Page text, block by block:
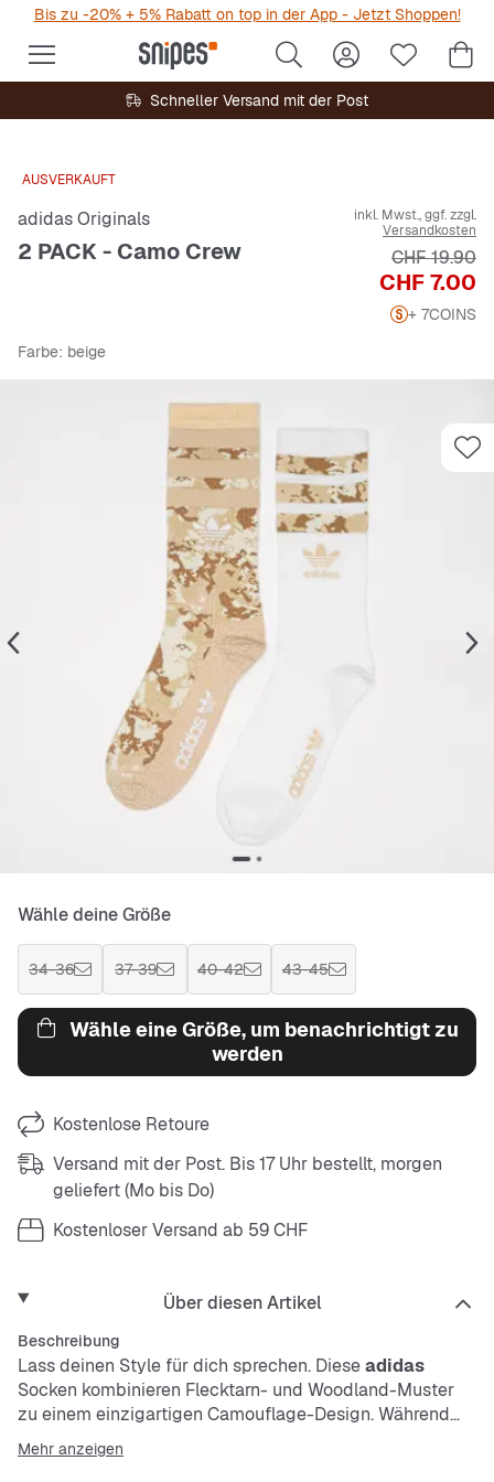
Bis zu -20% + 5% Rabatt on top in der App - Jetzt Shoppen!
Schneller Versand mit der Post
AUSVERKAUFT
adidas Originals
2 PACK - Camo Crew
inkl. Mwst., ggf. zzgl.
Versandkosten
Preis
CHF 7.00
CHF 19.90
+ 7COINS
Farbe: beige
Wähle deine Größe
34-36 37-39 40-42 43-45
Wähle eine Größe, um benachrichtigt zu
werden
Kostenlose Retoure
Versand mit der Post. Bis 17 Uhr bestellt, morgen
geliefert (Mo bis Do)
Kostenloser Versand ab 59 CHF
Über diesen Artikel
Beschreibung
Lass deinen Style für dich sprechen. Dieseadidas
Socken kombinieren Flecktarn- und Woodland-Muster
zu einem einzigartigen Camouflage-Design. Während
das eine Paar mit einem Allover-Camoprint kommt, sorgt
das Muster beim anderen Paar auf den legendären 3-
Mehr anzeigen